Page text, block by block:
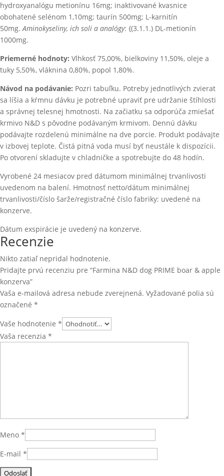
hydroxyanalógu metionínu 16mg; inaktivované kvasnice
obohatené selénom 1,10mg; taurín 500mg; L-karnitín
50mg.Aminokyseliny, ich soli a analógy: {(3.1.1.) DL-metionín
1000mg.
Priemerné hodnoty: Vlhkosť 75,00%, bielkoviny 11,50%, oleje a
tuky 5,50%, vláknina 0,80%, popol 1,80%.
Návod na podávanie: Pozri tabuľku. Potreby jednotlivých zvierat
sa líšia a kŕmnu dávku je potrebné upraviť pre udržanie štíhlosti
a správnej telesnej hmotnosti. Na začiatku sa odporúča zmiešať
krmivo N&D s pôvodne podávaným krmivom. Dennú dávku
podávajte rozdelenú minimálne na dve porcie. Produkt podávajte
v izbovej teplote. Čistá pitná voda musí byť neustále k dispozícii.
Po otvorení skladujte v chladničke a spotrebujte do 48 hodín.
Vyrobené 24 mesiacov pred dátumom minimálnej trvanlivosti
uvedenom na balení. Hmotnosť netto/dátum minimálnej
trvanlivosti/číslo šarže/registračné číslo fabriky: uvedené na
konzerve.
Dátum exspirácie je uvedený na konzerve.
Recenzie
Nikto zatiaľ nepridal hodnotenie.
Pridajte prvú recenziu pre “Farmina N&D dog PRIME boar & apple
konzerva”
Vaša e-mailová adresa nebude zverejnená. Vyžadované polia sú
označené *
Vaše hodnotenie *
Vaša recenzia *
Meno *
E-mail *